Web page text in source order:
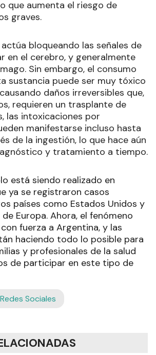
que aumenta el riesgo de
graves.
bloqueando las señales de
en el cerebro, y generalmente
Sin embargo, el consumo
sustancia puede ser muy tóxico
daños irreversibles que,
requieren un trasplante de
las intoxicaciones por
manifestarse incluso hasta
de la ingestión, lo que hace aún
y tratamiento a tiempo.
está siendo realizado en
ya se registraron casos
países como Estados Unidos y
Europa. Ahora, el fenómeno
fuerza a Argentina, y las
haciendo todo lo posible para
y profesionales de la salud
de participar en este tipo de
Redes Sociales